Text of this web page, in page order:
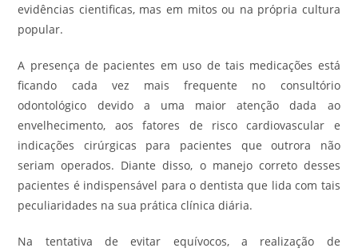
evidências cientificas, mas em mitos ou na própria cultura
popular.
A presença de pacientes em uso de tais medicações está
ficando cada vez mais frequente no consultório
odontológico devido a uma maior atenção dada ao
envelhecimento, aos fatores de risco cardiovascular e
indicações cirúrgicas para pacientes que outrora não
seriam operados. Diante disso, o manejo correto desses
pacientes é indispensável para o dentista que lida com tais
peculiaridades na sua prática clínica diária.
Na tentativa de evitar equívocos, a realização de